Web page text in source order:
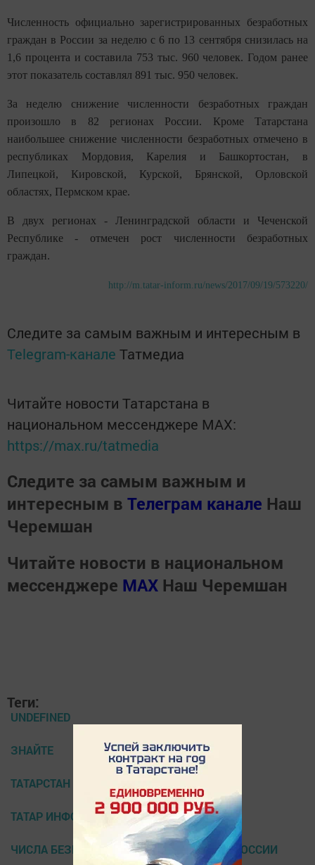
Численность официально зарегистрированных безработных
граждан в России за неделю с 6 по 13 сентября снизилась на
1,6 процента и составила 753 тыс. 960 человек. Годом ранее
этот показатель составлял 891 тыс. 950 человек.
За неделю снижение численности безработных граждан
произошло в 82 регионах России. Кроме Татарстана
наибольшее снижение численности безработных отмечено в
республиках Мордовия, Карелия и Башкортостан, в
Липецкой, Кировской, Курской, Брянской, Орловской
областях, Пермском крае.
В двух регионах - Ленинградской области и Чеченской
Республике - отмечен рост численности безработных
граждан.
http://m.tatar-inform.ru/news/2017/09/19/573220/
Следите за самым важным и интересным в
Telegram-канале Татмедиа
Читайте новости Татарстана в
национальном мессенджере MАХ:
https://max.ru/tatmedia
Следите за самым важным и
интересным в Телеграм канале Наш
Черемшан
Читайте новости в национальном
мессенджере MАХ Наш Черемшан
Теги:
UNDEFINED
ЗНАЙТЕ
ТАТАРСТАН
ТАТАР ИНФОРМ
ЧИСЛА БЕЗРАБОТНЫХ СРЕДИ РЕГИОНОВ РОССИИ